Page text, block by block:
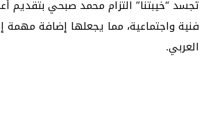
تجسد “خيبتنا” التزام محمد صبحي بتقديم
فنية واجتماعية، مما يجعلها إضافة مهمة
العربي.